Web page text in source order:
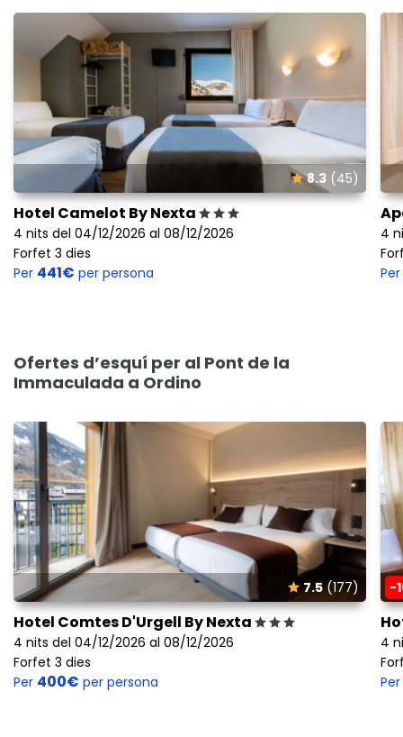
8.3(45)
Hotel Camelot By Nexta
4 nits del 04/12/2026 al 08/12/2026
Forfet 3 dies
Per 441€ per persona
4
Per
Ofertes d’esquí per al Pont de la
Immaculada a Ordino
7.5(177)
Hotel Comtes D'Urgell By Nexta
4 nits del 04/12/2026 al 08/12/2026
Forfet 3 dies
Per 400€ per persona
-
4
Per